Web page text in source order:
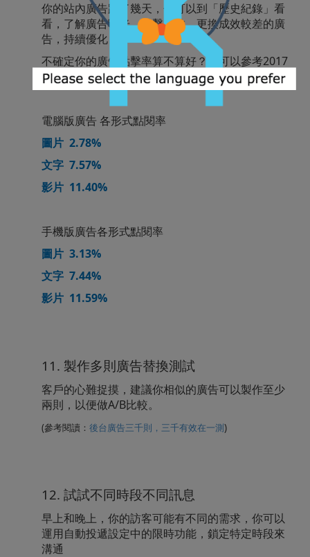
你的站內廣告跑了幾天，你可以到「歷史紀錄」看
看，了解廣告曝光、點擊次數，更換成效較差的廣
告，持續優化
不確定你的廣告點擊率算不算好？你可以參考2017
Q3 各廣告平均點擊率如下：
電腦版廣告 各形式點閱率
圖片 2.78%
文字 7.57%
影片 11.40%
手機版廣告各形式點閱率
圖片 3.13%
文字 7.44%
影片 11.59%
11. 製作多則廣告替換測試
客戶的心難捉摸，建議你相似的廣告可以製作至少
兩則，以便做A/B比較。
(參考閱讀： 後台廣告三千則，三千有效在一測)
12. 試試不同時段不同訊息
早上和晚上，你的訪客可能有不同的需求，你可以
運用自動投遞設定中的限時功能，鎖定特定時段來
溝通